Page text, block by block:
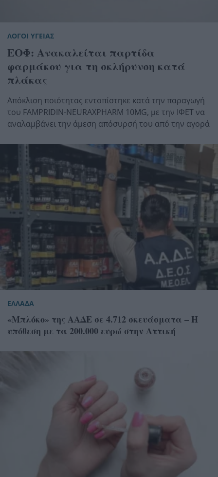
ΛΟΓΟΙ ΥΓΕΙΑΣ
ΕΟΦ: Ανακαλείται παρτίδα
φαρμάκου για τη σκλήρυνση κατά
πλάκας
Απόκλιση ποιότητας εντοπίστηκε κατά την παραγωγή
του FAMPRIDIN-NEURAXPHARM 10MG, με την ΙΦΕΤ να
αναλαμβάνει την άμεση απόσυρσή του από την αγορά
ΕΛΛΑΔΑ
«Μπλόκο» της ΑΑΔΕ σε 4.712 σκευάσματα – Η
υπόθεση με τα 200.000 ευρώ στην Αττική